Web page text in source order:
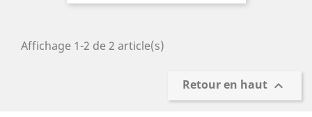
Affichage 1-2 de 2 article(s)
Retour en haut 